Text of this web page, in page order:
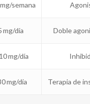
semana
mg/día Doble
mg/día
mg/día Terapia de